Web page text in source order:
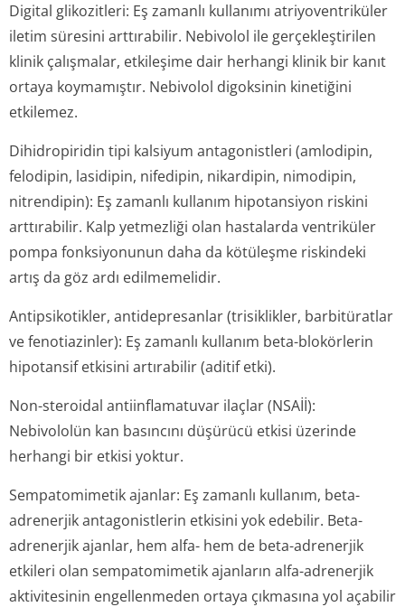
Digital glikozitleri: Eş zamanlı kullanımı atriyoventriküler
iletim süresini arttırabilir. Nebivolol ile gerçekleştirilen
klinik çalışmalar, etkileşime dair herhangi klinik bir kanıt
ortaya koymamıştır. Nebivolol digoksinin kinetiğini
etkilemez.
Dihidropiridin tipi kalsiyum antagonistleri (amlodipin,
felodipin, lasidipin, nifedipin, nikardipin, nimodipin,
nitrendipin): Eş zamanlı kullanım hipotansiyon riskini
arttırabilir. Kalp yetmezliği olan hastalarda ventriküler
pompa fonksiyonunun daha da kötüleşme riskindeki
artış da göz ardı edilmemelidir.
Antipsikotikler, antidepresanlar (trisiklikler, barbitüratlar
ve fenotiazinler): Eş zamanlı kullanım beta-blokörlerin
hipotansif etkisini artırabilir (aditif etki).
Non-steroidal antiinflamatuvar ilaçlar (NSAİİ):
Nebivololün kan basıncını düşürücü etkisi üzerinde
herhangi bir etkisi yoktur.
Sempatomimetik ajanlar: Eş zamanlı kullanım, beta-
adrenerjik antagonistlerin etkisini yok edebilir. Beta-
adrenerjik ajanlar, hem alfa- hem de beta-adrenerjik
etkileri olan sempatomimetik ajanların alfa-adrenerjik
aktivitesinin engellenmeden ortaya çıkmasına yol açabilir